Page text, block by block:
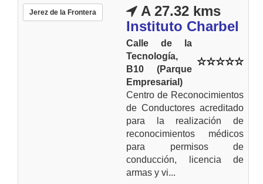
Jerez de la Frontera
A 27.32 kms
Instituto Charbel
Calle de la
Tecnología,
B10 (Parque
Empresarial)
Centro de Reconocimientos
de Conductores acreditado
para la realización de
reconocimientos médicos
para permisos de
conducción, licencia de
armas y vi...